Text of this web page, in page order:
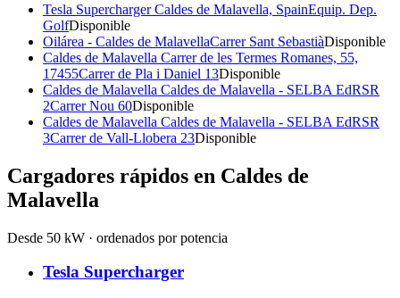
Tesla Supercharger Caldes de Malavella, SpainEquip. Dep.
GolfDisponible
Oilárea - Caldes de MalavellaCarrer Sant SebastiàDisponible
Caldes de Malavella Carrer de les Termes Romanes, 55,
17455Carrer de Pla i Daniel 13Disponible
Caldes de Malavella Caldes de Malavella - SELBA EdRSR
2Carrer Nou 60Disponible
Caldes de Malavella Caldes de Malavella - SELBA EdRSR
3Carrer de Vall-Llobera 23Disponible
Cargadores rápidos en Caldes de
Malavella
Desde 50 kW · ordenados por potencia
Tesla Supercharger